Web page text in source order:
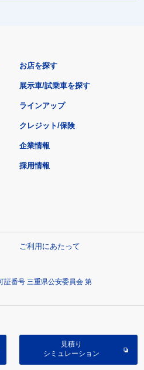
お店を探す
展示車/試乗車を探す
ラインアップ
クレジット/保険
企業情報
採用情報
ご利用にあたって
証番号 三重県公安委員会 第
見積り
シミュレーション